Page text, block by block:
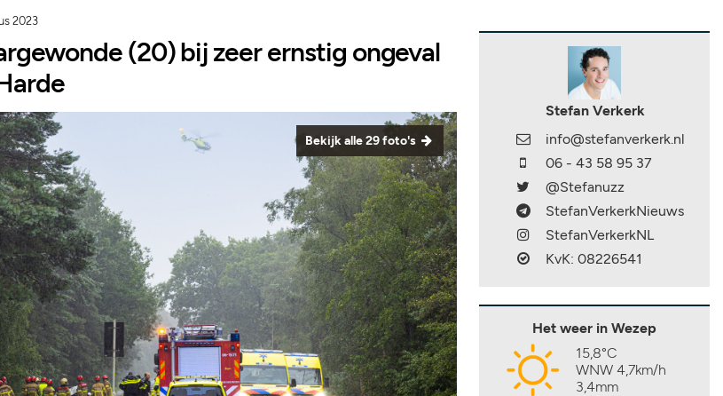
2023
(20) bij zeer ernstig ongeval
Bekijk alle 29 foto's
Stefan Verkerk
info@stefanverkerk.nl
06 - 43 58 95 37
@Stefanuzz
StefanVerkerkNieuws
StefanVerkerkNL
KvK: 08226541
Het weer in Wezep
15,8°C
WNW 4,7km/h
3,4mm